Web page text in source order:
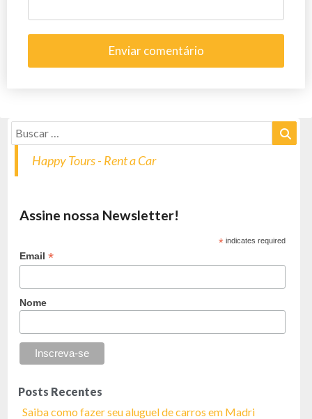
Happy Tours - Rent a Car
Assine nossa Newsletter!
* indicates required
Email*
Nome
Posts Recentes
Saiba como fazer seu aluguel de carros em Madri